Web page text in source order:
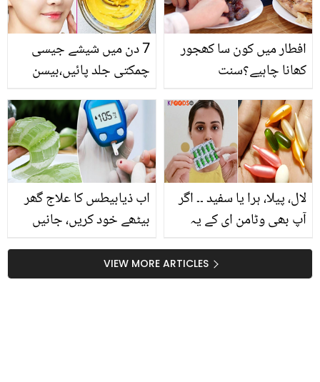
7 دن میں شیشے جیسی
چمکتی جلد پائیں،بیسن
ملائیں اور پائیں حسین اور
دودھ ملائی جیسی رنگت۔۔
افطار میں کون سا کھجور
کھانا چاہیے؟سنت
کن کن بیماریوں سے نجات
کا آسان حل موجود ہے؟
اب ذیابیطس کا علاج گھر
بیٹھے خود کریں، جانیں
استعمال شوگر کو کنٹرول
کر سکتا یے
لال، پیلا، ہرا یا سفید ۔۔ اگر
آپ بھی وٹامن ای کے یہ
صحت مند ہونے کے لیے
استعمال کرتی ہیں؟ تو
VIEW MORE ARTICLES